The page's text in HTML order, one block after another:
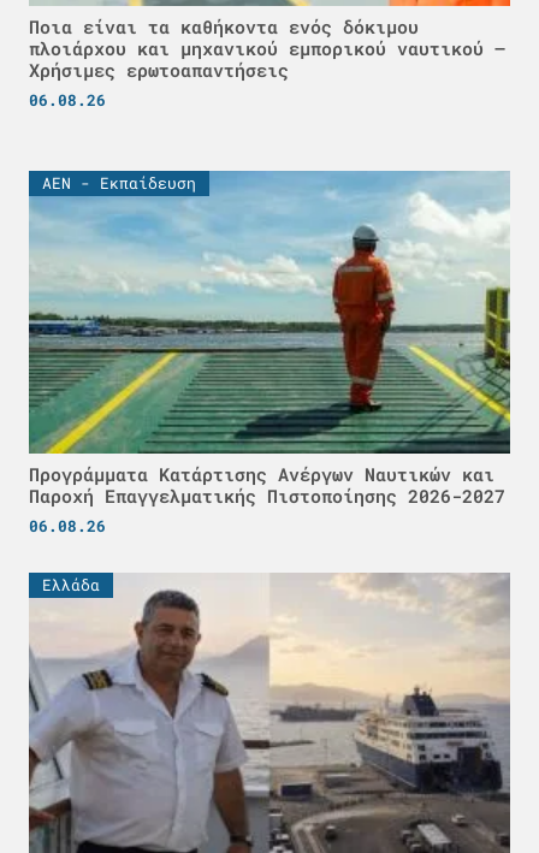
Ποια είναι τα καθήκοντα ενός δόκιμου
πλοιάρχου και μηχανικού εμπορικού ναυτικού –
Χρήσιμες ερωτοαπαντήσεις
06.08.26
ΑΕΝ - Εκπαίδευση
Προγράμματα Κατάρτισης Ανέργων Ναυτικών και
Παροχή Επαγγελματικής Πιστοποίησης 2026-2027
06.08.26
Ελλάδα